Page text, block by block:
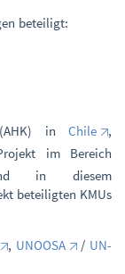
beteiligt:
(AHK) in Chile
,
im Bereich
in diesem
beteiligten KMUs
, UNOOSA / UN-